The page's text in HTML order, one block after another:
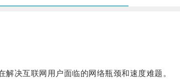
决互联网用户面临的网络瓶颈和速度难题。